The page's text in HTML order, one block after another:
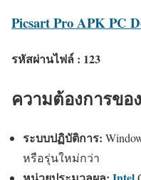
Picsart Pro APK PC
รหัสผ่านไฟล์ : 123
ความต้องการขอ
ระบบปฏิบัติการ:
หรือรุ่นใหม่กว่า